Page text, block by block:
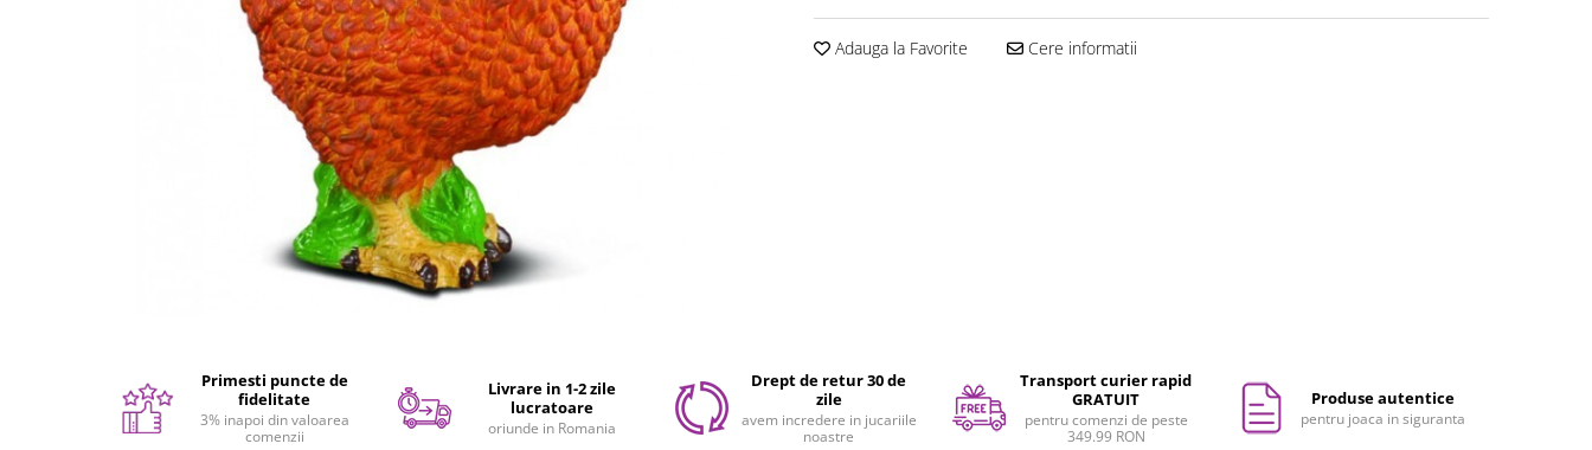
Costum Halloween Copii
Papusi si Bebelusi Reborn
Adauga la Favorite Cere informatii
Primesti puncte de
fidelitate
3% inapoi din valoarea
comenzii
Livrare in 1-2 zile
lucratoare
oriunde in Romania
Drept de retur 30 de
zile
avem incredere in jucariile
noastre
Transport curier rapid
GRATUIT
pentru comenzi de peste
349.99 RON
Produse autentice
pentru joaca in siguranta